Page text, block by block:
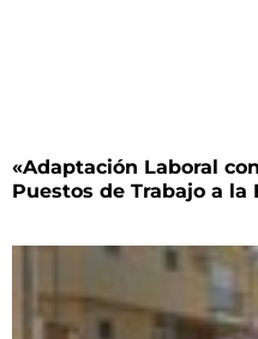
«Adaptación Laboral
Puestos de Trabajo a la